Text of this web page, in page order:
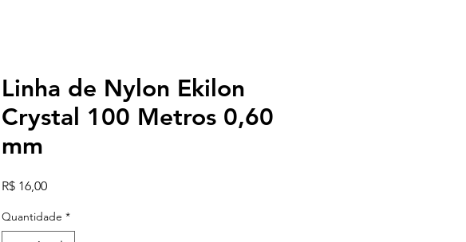
Linha de Nylon Ekilon
Crystal 100 Metros 0,60
mm
R$ 16,00Preço
Quantidade *